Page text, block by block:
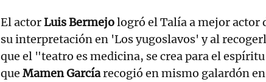
El actorLuis Bermejologró el Talía a mejor actor
su interpretación en 'Los yugoslavos' y al
que el "teatro es medicina, se crea para el
que Mamen Garcíarecogió en mismo galardón